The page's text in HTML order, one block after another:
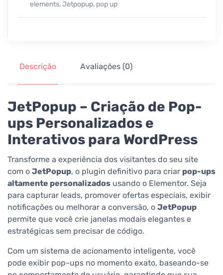
elements,Jetpopup, pop up
Descrição Avaliações (0)
JetPopup – Criação de Pop-
ups Personalizados e
Interativos para WordPress
Transforme a experiência dos visitantes do seu site
com o JetPopup, o plugin definitivo para criar pop-ups
altamente personalizados usando o Elementor. Seja
para capturar leads, promover ofertas especiais, exibir
notificações ou melhorar a conversão, o JetPopup
permite que você crie janelas modais elegantes e
estratégicas sem precisar de código.
Com um sistema de acionamento inteligente, você
pode exibir pop-ups no momento exato, baseando-se